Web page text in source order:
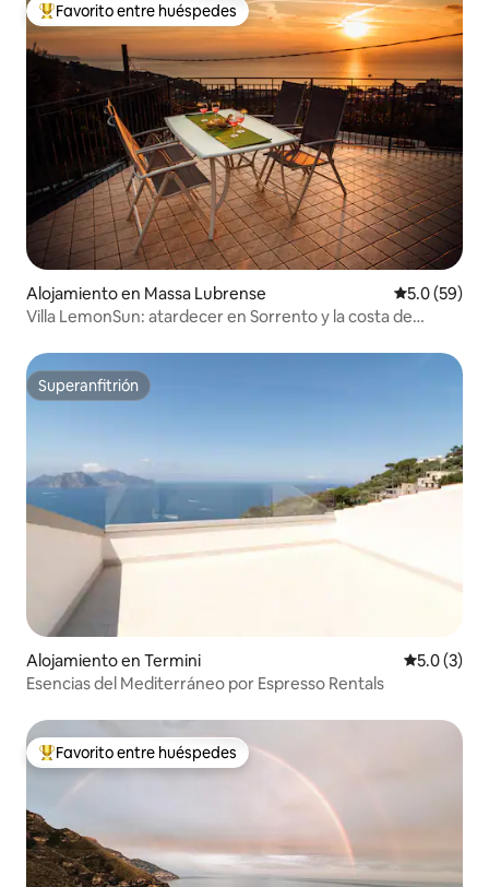
Favorito entre huéspedes preferido
Favorito entre huéspedes
Alojamiento en Massa Lubrense Calificación
5.0 (59)
Villa LemonSun: atardecer en Sorrento y la costa de
Superanfitrión
Superanfitrión
Alojamiento en Termini
5.0 (3)
Esencias del Mediterráneo por Espresso Rentals
Favorito entre huéspedes preferido
Favorito entre huéspedes